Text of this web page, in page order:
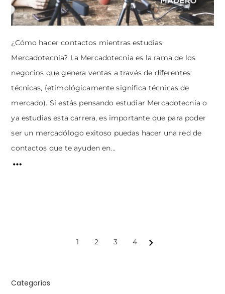
¿Cómo hacer contactos mientras estudias
Mercadotecnia? La Mercadotecnia es la rama de los
negocios que genera ventas a través de diferentes
técnicas, (etimológicamente significa técnicas de
mercado). Si estás pensando estudiar Mercadotecnia o
ya estudias esta carrera, es importante que para poder
ser un mercadólogo exitoso puedas hacer una red de
contactos que te ayuden en...
1 2 3 4 Next
Categorías